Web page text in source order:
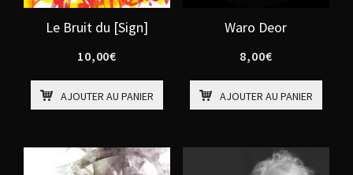
Le Bruit du [Sign]
10,00€
AJOUTER AU PANIER
Waro Deor
8,00€
AJOUTER AU PANIER